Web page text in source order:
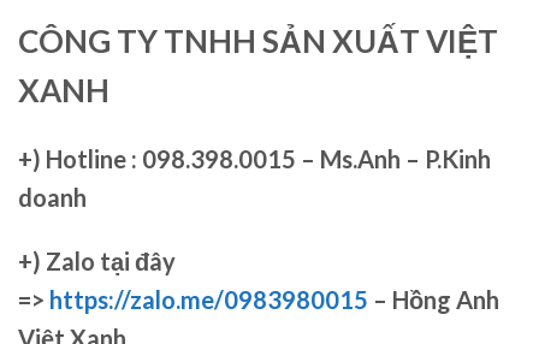
CÔNG TY TNHH SẢN XUẤT VIỆT
XANH
+) Hotline : 098.398.0015 – Ms.Anh – P.Kinh
doanh
+) Zalo tại đây
=> https://zalo.me/0983980015 – Hồng Anh
Việt Xanh